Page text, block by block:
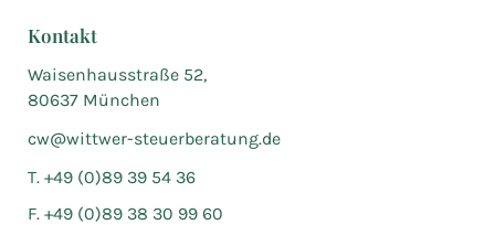
Kontakt
Waisenhausstraße 52,
80637 München
cw@wittwer-steuerberatung.de
T. +49 (0)89 39 54 36
F. +49 (0)89 38 30 99 60